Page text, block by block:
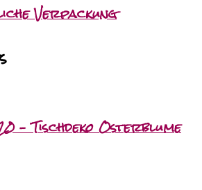
Verpackung
– Tischdeko Osterblume